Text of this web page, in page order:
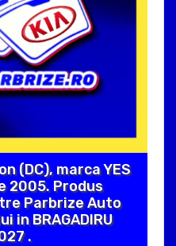
(DC), marca YES
2005. Produs
Parbrize Auto
in BRAGADIRU
.